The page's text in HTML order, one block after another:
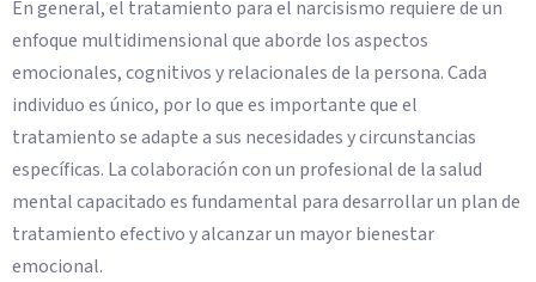
En general, el tratamiento para el narcisismo requiere de un
enfoque multidimensional que aborde los aspectos
emocionales, cognitivos y relacionales de la persona. Cada
individuo es único, por lo que es importante que el
tratamiento se adapte a sus necesidades y circunstancias
específicas. La colaboración con un profesional de la salud
mental capacitado es fundamental para desarrollar un plan de
tratamiento efectivo y alcanzar un mayor bienestar
emocional.